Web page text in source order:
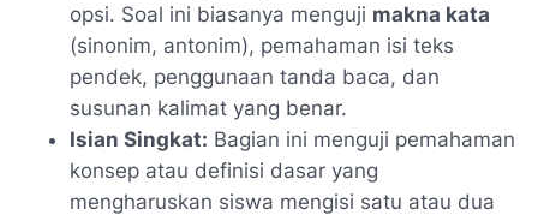
opsi. Soal ini biasanya menguji makna kata
(sinonim, antonim), pemahaman isi teks
pendek, penggunaan tanda baca, dan
susunan kalimat yang benar.
Isian Singkat: Bagian ini menguji pemahaman
konsep atau definisi dasar yang
mengharuskan siswa mengisi satu atau dua